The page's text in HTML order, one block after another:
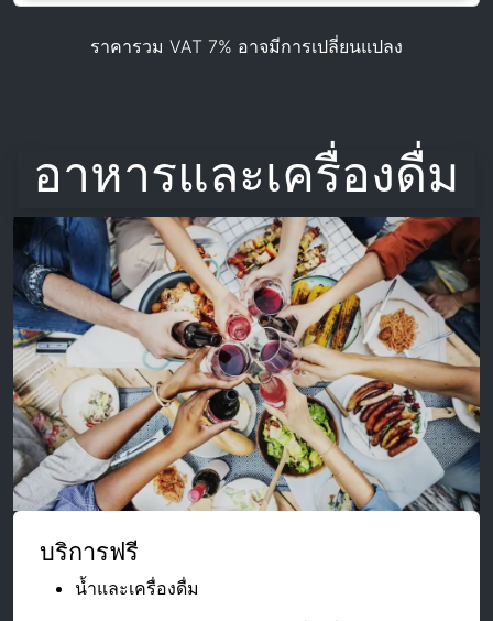
ราคารวม VAT 7% อาจมีการเปลี่ยนแปลง
อาหารและเครื่องดื่ม
บริการฟรี
น้ำและเครื่องดื่ม